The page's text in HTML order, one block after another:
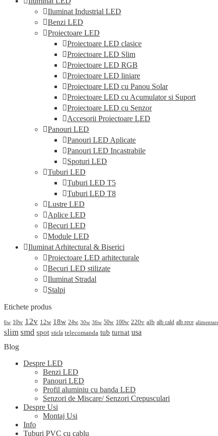
Iluminat Industrial LED
Benzi LED
Proiectoare LED
Proiectoare LED clasice
Proiectoare LED Slim
Proiectoare LED RGB
Proiectoare LED liniare
Proiectoare LED cu Panou Solar
Proiectoare LED cu Acumulator si Suport
Proiectoare LED cu Senzor
Accesorii Proiectoare LED
Panouri LED
Panouri LED Aplicate
Panouri LED Incastrabile
Spoturi LED
Tuburi LED
Tuburi LED T5
Tuburi LED T8
Lustre LED
Aplice LED
Becuri LED
Module LED
Iluminat Arhitectural & Biserici
Proiectoare LED arhitecturale
Becuri LED stilizate
Iluminat Stradal
Stalpi
Etichete produs
6w 10w 12v 12w 18w 24w 30w 36w 50w 100w 220v alb alb cald alb rece
slim smd spot sticla telecomanda tub turnat usa
Blog
Despre LED
Benzi LED
Panouri LED
Profil aluminiu cu banda LED
Senzori de Miscare/ Senzori Crepusculari
Despre Usi
Montaj Usi
Info
Tuburi PVC cu cablu